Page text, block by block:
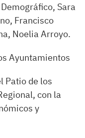
Sara
Francisco
Noelia Arroyo.
Ayuntamientos
Patio de los
con la
y